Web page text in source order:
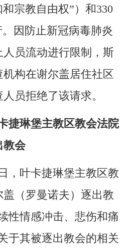
宗教自由权”）和330
因防止新冠病毒肺炎
人员流动进行限制，斯
构在谢尔盖居住社区
员拒绝了该请求。
捷琳堡主教区教会法院
教会
，叶卡捷琳堡主教区教
（罗曼诺夫）逐出教
性情感冲击、悲伤和痛
于其被逐出教会的相关